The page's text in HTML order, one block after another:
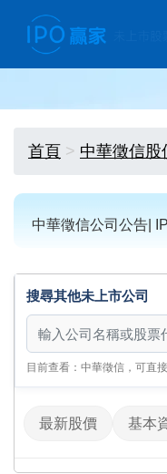
首頁 中華徵信股
中華徵信公司公告|
搜尋其他未上市公司
搜尋其他未上市公司
目前查看：中華徵信，可直
最新股價 基本